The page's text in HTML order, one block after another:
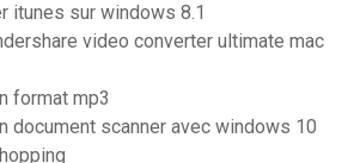
itunes sur windows 8.1
video converter ultimate mac
format mp3
document scanner avec windows 10